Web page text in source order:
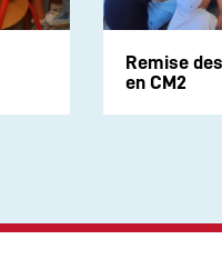
Remise
en CM2